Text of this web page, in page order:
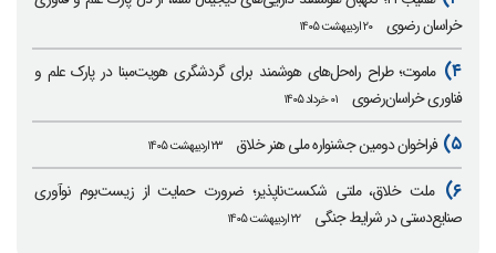
خراسان رضوی
۲۰ اردیبهشت ۱۴۰۵
۴)
ماموت؛ طراح راه‌حل‌های هوشمند برای گردشگری هویت‌مبنا در پارک علم و
فناوری خراسان‌رضوی
۰۱ خرداد ۱۴۰۵
۵) فراخوان دومین جشنواره ملی هنر خلاق ۲۳ اردیبهشت ۱۴۰۵
۶)
ملت خلاق، ملتی شکست‌ناپذیر؛ ضرورت حمایت از زیست‌بوم نوآوری
صنایع‌دستی در شرایط جنگی
۲۲ اردیبهشت ۱۴۰۵